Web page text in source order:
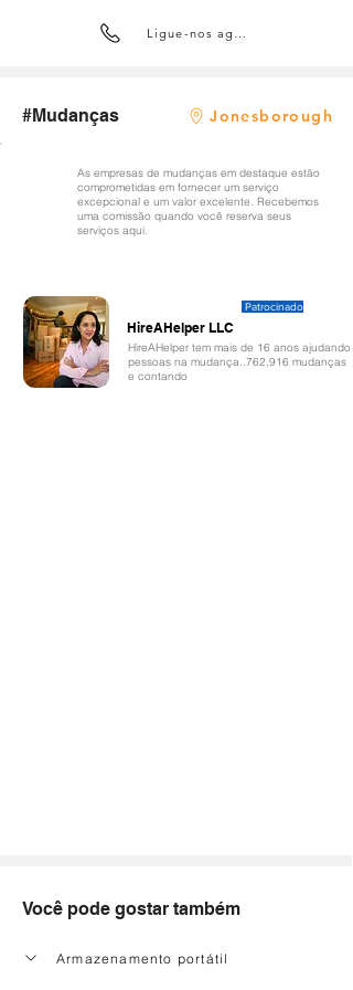
Ligue-nos agora
#Mudanças Jonesborough
As empresas de mudanças em destaque estão
comprometidas em fornecer um serviço
excepcional e um valor excelente. Recebemos
uma comissão quando você reserva seus
serviços aqui.
HireAHelper LLC
Patrocinado
HireAHelper tem mais de 16 anos ajudando
pessoas na mudança..762,916 mudanças
e contando
Você pode gostar também
Armazenamento portátil